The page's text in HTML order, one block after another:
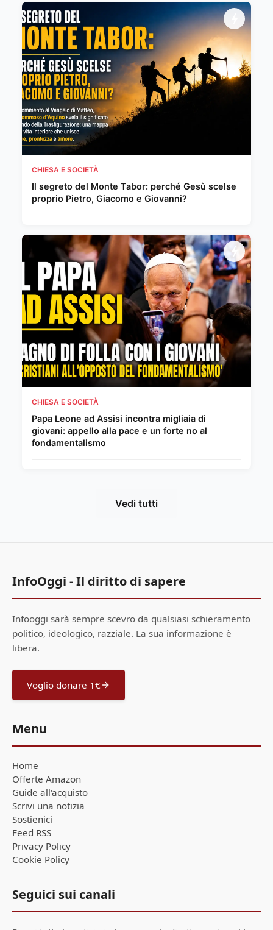
CHIESA E SOCIETÀ
Il segreto del Monte Tabor: perché Gesù scelse
proprio Pietro, Giacomo e Giovanni?
CHIESA E SOCIETÀ
Papa Leone ad Assisi incontra migliaia di
giovani: appello alla pace e un forte no al
fondamentalismo
Vedi tutti
InfoOggi - Il diritto di sapere
Infooggi sarà sempre scevro da qualsiasi schieramento
politico, ideologico, razziale. La sua informazione è
libera.
Voglio donare 1€
Menu
Home
Offerte Amazon
Guide all'acquisto
Scrivi una notizia
Sostienici
Feed RSS
Privacy Policy
Cookie Policy
Seguici sui canali